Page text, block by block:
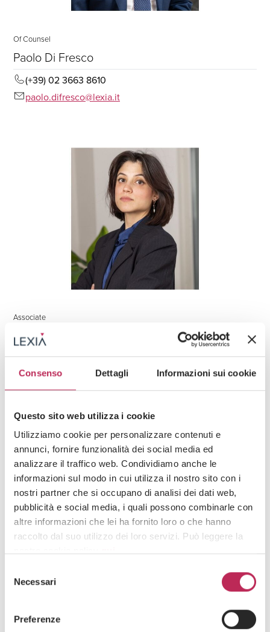
Consenso Dettagli Informazioni sui cookie
Questo sito web utilizza i cookie
Utilizziamo cookie per personalizzare contenuti e
annunci, fornire funzionalità dei social media ed
analizzare il traffico web. Condividiamo anche le
informazioni sul modo in cui utilizza il nostro sito con i
nostri partner che si occupano di analisi dei dati web,
pubblicità e social media, i quali possono combinarle con
altre informazioni che lei ha fornito loro o che hanno
raccolto dal suo utilizzo dei loro servizi. Può leggere la
Attenzione: chiudendo questo banner, cliccando in
un’area sottostante o accedendo ad un’altra pagina del
delNecessari
Preferenze
Of Counsel
Paolo Di Fresco
(+39) 02 3663 8610
paolo.difresco@lexia.it
Associate
Ylenia Minnella
(+39) 02 3663 8610
ylenia.minnella@lexia.it
Consult our professionals
Call us now
Send a request